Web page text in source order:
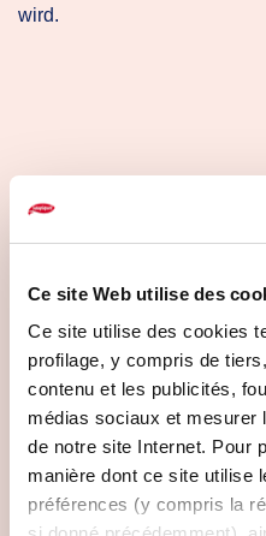
Ce site Web utilise des
Ce site utilise des cookies
profilage, y compris de
contenu et les publicités,
médias sociaux et mesurer
de notre site Internet. Pour
manière dont ce site utilise
préférences (y compris la
wird.
Suchst du nach einer
grünen Bohnen oder
mit diesem leckeren Pesto
Kühl und trocken lagern, vor
Öffnen im Kühlschrank
Tagen verbrauchen.